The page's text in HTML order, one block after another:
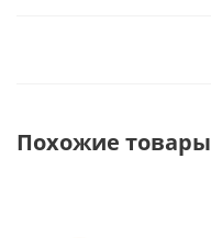
Похожие товары